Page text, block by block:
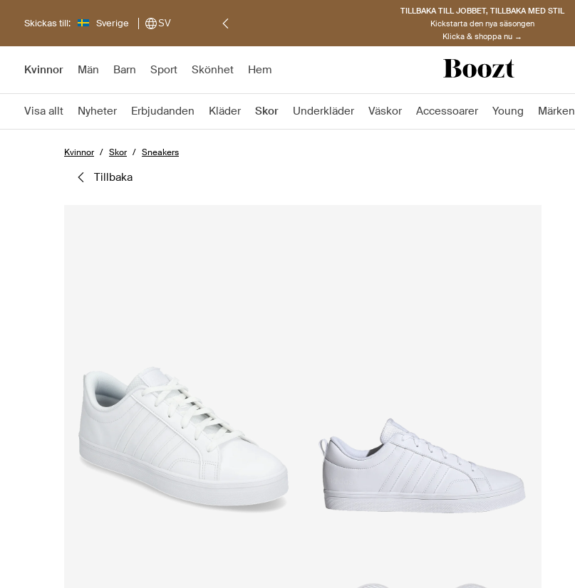
Skickas till: Sverige SV
TILLBAKA TILL JOBBET, TILLBAKA MED STIL
Kickstarta den nya säsongen
Klicka & shoppa nu →
Kvinnor Män Barn Sport Skönhet Hem
Visa allt Nyheter Erbjudanden Kläder Skor Underkläder Väskor Accessoarer Young Märken
Kvinnor Skor Sneakers
tillbaka